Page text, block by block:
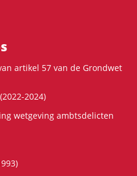
artikel 57 van de Grondwet
2024)
wetgeving ambtsdelicten